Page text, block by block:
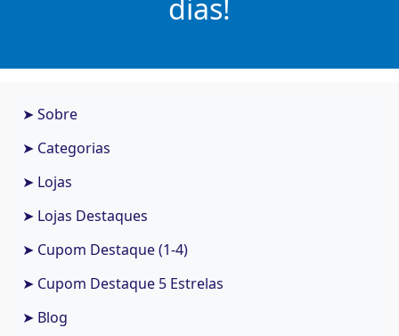
dias!
➤ Sobre
➤ Categorias
➤ Lojas
➤ Lojas Destaques
➤ Cupom Destaque (1-4)
➤ Cupom Destaque 5 Estrelas
➤ Blog